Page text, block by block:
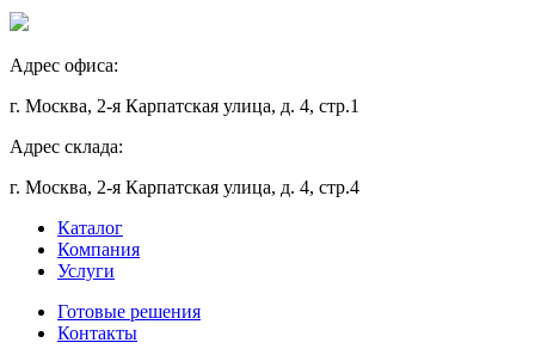
Адрес офиса:
г. Москва, 2-я Карпатская улица, д. 4, стр.1
Адрес склада:
г. Москва, 2-я Карпатская улица, д. 4, стр.4
Каталог
Компания
Услуги
Готовые решения
Контакты